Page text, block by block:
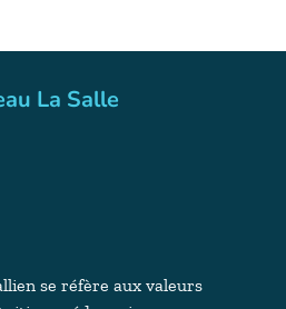
La Salle
se réfère aux valeurs